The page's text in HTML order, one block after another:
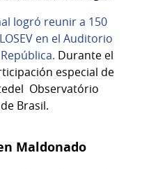
logró reunir a 150
en el Auditorio
Durante el
especial de
Observatório
Brasil.
Maldonado